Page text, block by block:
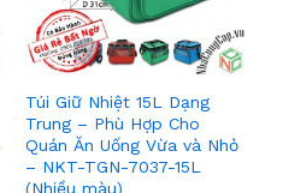
Túi Giữ Nhiệt 15L Dạng
Trung – Phù Hợp Cho
Quán Ăn Uống Vừa và Nhỏ
– NKT-TGN-7037-15L
(Nhiều màu)